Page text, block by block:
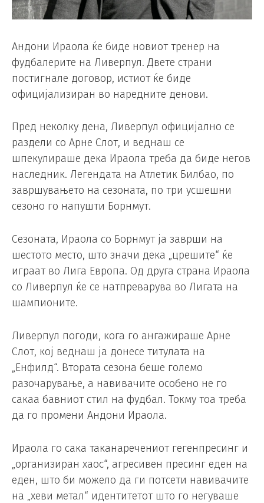
Андони Ираола ќе биде новиот тренер на
фудбалерите на Ливерпул. Двете страни
постигнале договор, истиот ќе биде
официјализиран во наредните денови.
Пред неколку дена, Ливерпул официјално се
раздели со Арне Слот, и веднаш се
шпекулираше дека Ираола треба да биде негов
наследник. Легендата на Атлетик Билбао, по
завршувањето на сезоната, по три усшешни
сезоно го напушти Борнмут.
Сезоната, Ираола со Борнмут ја заврши на
шестото место, што значи дека „црешите“ ќе
играат во Лига Европа. Од друга страна Ираола
со Ливерпул ќе се натпреварува во Лигата на
шампионите.
Ливерпул погоди, кога го ангажираше Арне
Слот, кој веднаш ја донесе титулата на
„Енфилд“. Втората сезона беше големо
разочарување, а навивачите особено не го
сакаа бавниот стил на фудбал. Токму тоа треба
да го промени Андони Ираола.
Ираола го сака таканаречениот гегенпресинг и
„организиран хаос“, агресивен пресинг еден на
еден, што би можело да ги потсети навивачите
на „хеви метал“ идентитетот што го негуваше